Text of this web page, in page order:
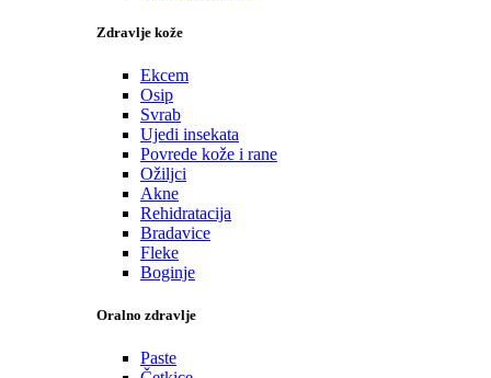
Zdravlje kože
Ekcem
Osip
Svrab
Ujedi insekata
Povrede kože i rane
Ožiljci
Akne
Rehidratacija
Bradavice
Fleke
Boginje
Oralno zdravlje
Paste